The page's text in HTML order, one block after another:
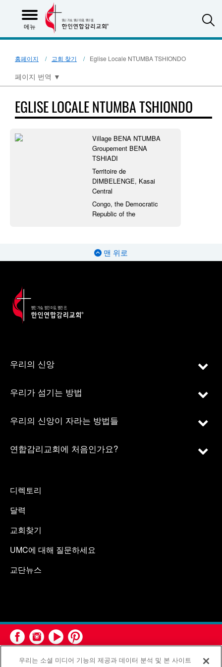
메뉴
홈페이지 교회 찾기 Eglise Locale NTUMBA TSHIONDO
페이지 번역 ▼
EGLISE LOCALE NTUMBA TSHIONDO
Village BENA NTUMBA
Groupement BENA
TSHIADI
Territoire de
DIMBELENGE, Kasai
Central
Congo, the Democratic
Republic of the
맨 위로
우리의 신앙
우리가 섬기는 방법
우리의 신앙이 자라는 방법들
연합감리교회에 처음인가요?
디렉토리
달력
교회찾기
UMC에 대해 질문하세요
교단뉴스
우리는 소셜 미디어 기능의 제공과 데이터 분석 및 본 사이트